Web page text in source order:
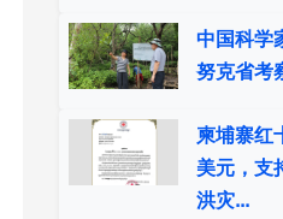
中国科学
努克省考
柬埔寨红
美元，支
洪灾...